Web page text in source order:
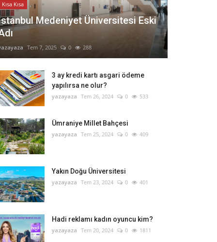
Kısa Kısa
Medeniyet Üniversitesi Eski
Tem 7, 2025 0 288
3 ay kredi kartı asgari ödeme
yapılırsa ne olur?
yazayaza Tem 26, 2024 0 533
Ümraniye Millet Bahçesi
yazayaza Tem 25, 2024 0 409
Yakın Doğu Üniversitesi
yazayaza Tem 23, 2024 0 401
Hadi reklamı kadın oyuncu kim?
yazayaza Tem 20, 2024 0 1811